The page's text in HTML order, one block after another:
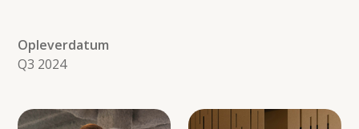
Opleverdatum
Q3 2024